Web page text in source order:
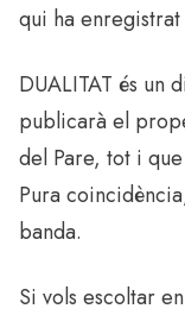
qui ha
DUALITAT és un
publicarà el
del Pare, tot i
Pura
banda.
Si vols escoltar